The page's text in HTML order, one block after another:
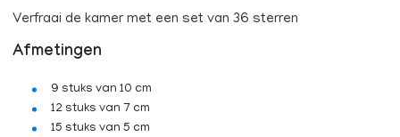
Verfraai de kamer met een set van 36 sterren
Afmetingen
9 stuks van 10 cm
12 stuks van 7 cm
15 stuks van 5 cm